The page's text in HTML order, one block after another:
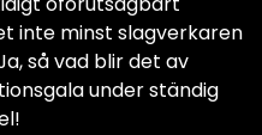
inte minst slagverkaren
så vad blir det av
under ständig